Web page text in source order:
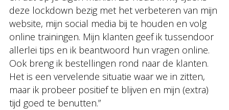
deze lockdown bezig met het verbeteren van mijn
website, mijn social media bij te houden en volg
online trainingen. Mijn klanten geef ik tussendoor
allerlei tips en ik beantwoord hun vragen online.
Ook breng ik bestellingen rond naar de klanten.
Het is een vervelende situatie waar we in zitten,
maar ik probeer positief te blijven en mijn (extra)
tijd goed te benutten.”